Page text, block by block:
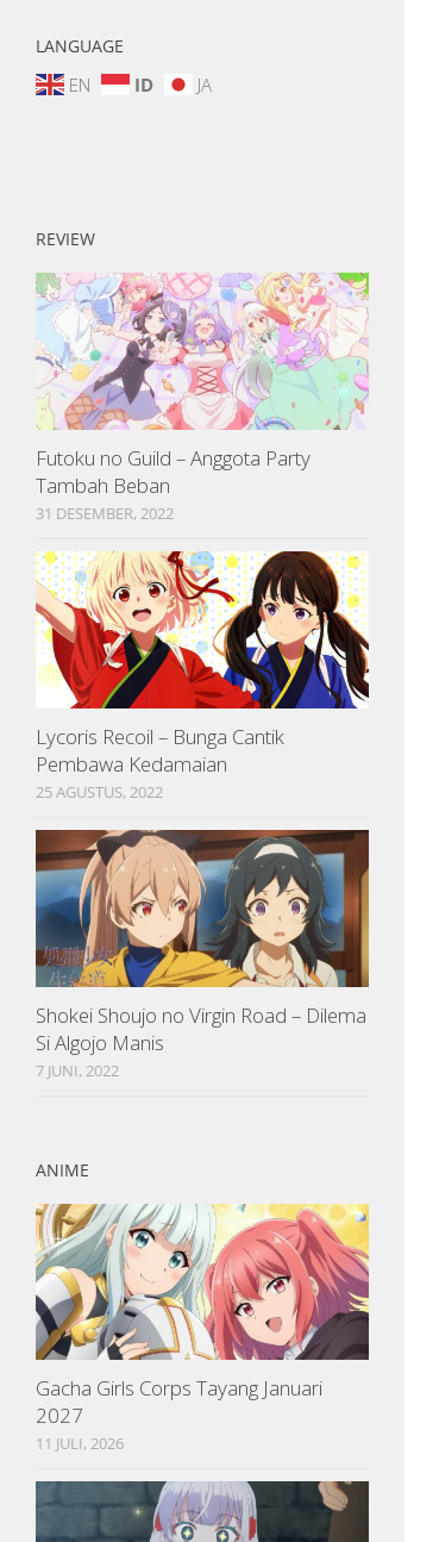
LANGUAGE
EN ID JA
REVIEW
Futoku no Guild – Anggota Party
Tambah Beban
31 DESEMBER, 2022
Lycoris Recoil – Bunga Cantik
Pembawa Kedamaian
25 AGUSTUS, 2022
Shokei Shoujo no Virgin Road – Dilema
Si Algojo Manis
7 JUNI, 2022
ANIME
Gacha Girls Corps Tayang Januari
2027
11 JULI, 2026